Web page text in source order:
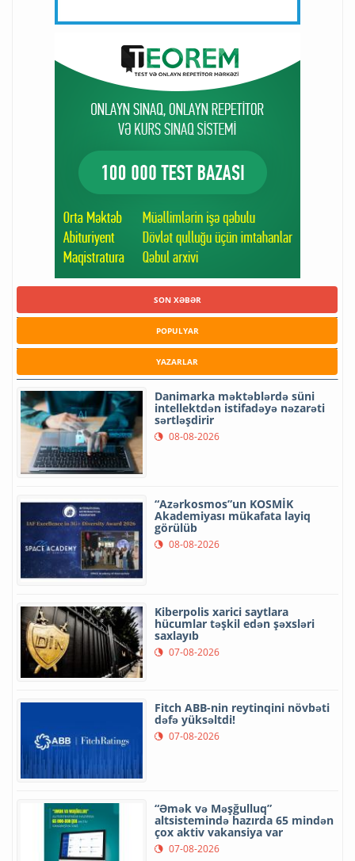
SON XƏBƏR
POPULYAR
YAZARLAR
Danimarka məktəblərdə süni
intellektdən istifadəyə nəzarəti
sərtləşdirir
08-08-2026
“Azərkosmos”un KOSMİK
Akademiyası mükafata layiq
görülüb
08-08-2026
Kiberpolis xarici saytlara
hücumlar təşkil edən şəxsləri
saxlayıb
07-08-2026
Fitch ABB-nin reytinqini növbəti
dəfə yüksəltdi!
07-08-2026
“Əmək və Məşğulluq”
altsistemində hazırda 65 mindən
çox aktiv vakansiya var
07-08-2026